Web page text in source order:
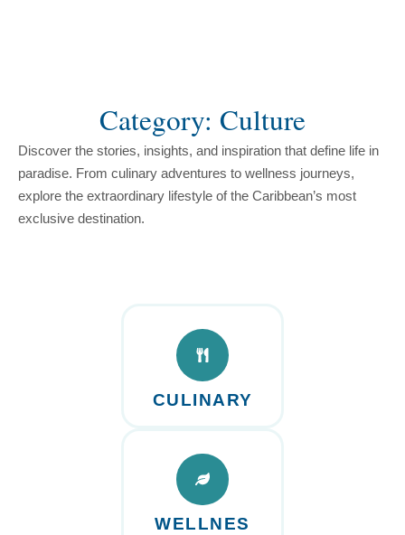
Category: Culture
Discover the stories, insights, and inspiration that define life in
paradise. From culinary adventures to wellness journeys,
explore the extraordinary lifestyle of the Caribbean’s most
exclusive destination.
CULINARY
WELLNES